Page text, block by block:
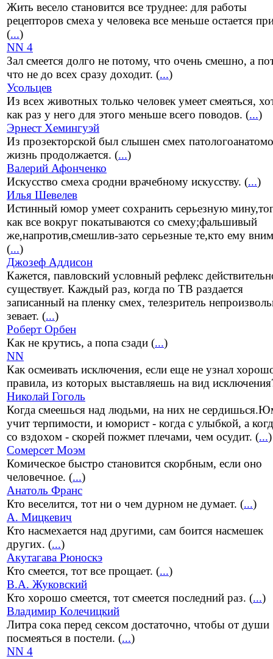
Жить весело становится все труднее: для работы
рецепторов смеха у человека все меньше остается
(...)
NN 4
Зал смеется долго не потому, что очень смешно, а
что не до всех сразу доходит. (...)
Усольцев
Из всех животных только человек умеет смеяться,
как раз у него для этого меньше всего поводов. (...)
Эрнест Хемингуэй
Из прозекторской был слышен смех
жизнь продолжается. (...)
Валерий Афонченко
Искусство смеха сродни врачебному искусству. (...)
Илья Шевелев
Истинный юмор умеет сохранить серьезную
как все вокруг покатываются со смеху;фальшивый
же,напротив,смешлив-зато серьезные те,кто ему
(...)
Джозеф Аддисон
Кажется, павловский условный рефлекс
существует. Каждый раз, когда по ТВ раздается
записанный на пленку смех, телезритель
зевает. (...)
Роберт Орбен
Как не крутись, а попа сзади (...)
NN
Как осмеивать исключения, если еще не узнал
правила, из которых выставляешь на вид
Николай Гоголь
Когда смеешься над людьми, на них не
учит терпимости, и юморист - когда с улыбкой, а
со вздохом - скорей пожмет плечами, чем осудит. (...)
Сомерсет Моэм
Комическое быстро становится скорбным, если оно
человечное. (...)
Анатоль Франс
Кто веселится, тот ни о чем дурном не думает. (...)
А. Мицкевич
Кто насмехается над другими, сам боится насмешек
других. (...)
Акутагава Рюноскэ
Кто смеется, тот все прощает. (...)
В.А. Жуковский
Кто хорошо смеется, тот смеется последний раз. (...)
Владимир Колечицкий
Литра сока перед сексом достаточно, чтобы от души
посмеяться в постели. (...)
NN 4